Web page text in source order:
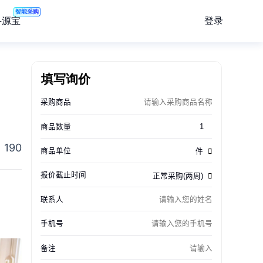
宝
智能采购
登录
190
填写询价